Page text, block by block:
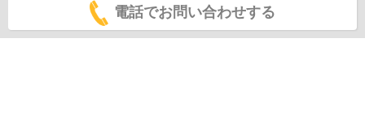
電話でお問い合わせする